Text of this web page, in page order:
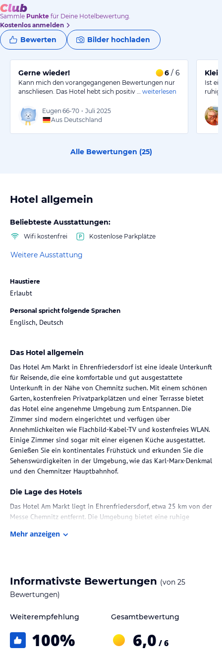
Sammle Punkte für Deine Hotelbewertung.
Kostenlos anmelden
Bewerten Bilder hochladen
Gerne wieder! 6 / 6
Kann mich den vorangegangenen Bewertungen nur
anschliesen. Das Hotel hebt sich positiv …
weiterlesen
Eugen 66-70 • Juli 2025
Aus Deutschland
Ist
ruhig
Alle Bewertungen (25)
Hotel allgemein
Beliebteste Ausstattungen:
Wifi kostenfrei Kostenlose Parkplätze
Weitere Ausstattung
Haustiere
Erlaubt
Personal spricht folgende Sprachen
Englisch, Deutsch
Das Hotel allgemein
Das Hotel Am Markt in Ehrenfriedersdorf ist eine ideale Unterkunft
für Reisende, die eine komfortable und gut ausgestattete
Unterkunft in der Nähe von Chemnitz suchen. Mit einem schönen
Garten, kostenfreien Privatparkplätzen und einer Terrasse bietet
das Hotel eine angenehme Umgebung zum Entspannen. Die
Zimmer sind modern eingerichtet und verfügen über
Annehmlichkeiten wie Flachbild-Kabel-TV und kostenfreies WLAN.
Einige Zimmer sind sogar mit einer eigenen Küche ausgestattet.
Genießen Sie ein kontinentales Frühstück und erkunden Sie die
Sehenswürdigkeiten in der Umgebung, wie das Karl-Marx-Denkmal
und den Chemnitzer Hauptbahnhof.
Die Lage des Hotels
Das Hotel Am Markt liegt in Ehrenfriedersdorf, etwa 25 km von der
Messe Chemnitz entfernt. Die Umgebung bietet eine ruhige
Hotels befinden sich verschiedene Geschäfte und Restaurants, die
internationale Flughafen Karlsbad ist ca. 68 km entfernt.
Zimmer / Unterbringung im Hotel
Das Hotel Am Markt bietet gut ausgestattete Zimmer mit
Kabel-TV und kostenfreies WLAN. Eine Kaffeemaschine und ein
eigenes Badezimmer mit Dusche und kostenlosen
Mehr anzeigen
Informativste Bewertungen (von 25
Bewertungen)
Weiterempfehlung
100%
Gesamtbewertung
6,0 / 6